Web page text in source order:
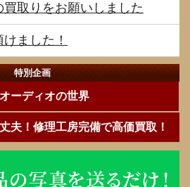
取りをお願いしました
ました！
特別企画
ーディオの世界
夫！修理工房完備で高価買取！